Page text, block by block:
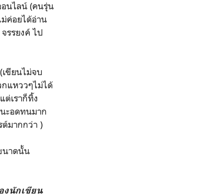
นไลน์ (คนรุ่น
ค่อยได้อ่าน
รรยงค์ ไป
เขียนไม่จบ
แหววๆไม่ได้
ต่เราก็ทิ้ง
ะอดทนมาก
ต์มากกว่า )
นาดนั้น
งนักเขียน